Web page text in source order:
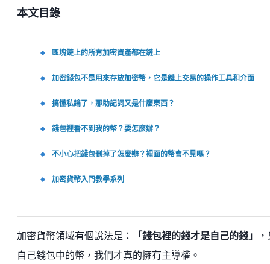
本文目錄
區塊鏈上的所有加密資產都在鏈上
加密錢包不是用來存放加密幣，它是鏈上交易的操作工具和介面
搞懂私鑰了，那助記詞又是什麼東西？
錢包裡看不到我的幣？要怎麼辦？
不小心把錢包刪掉了怎麼辦？裡面的幣會不見嗎？
加密貨幣入門教學系列
加密貨幣領域有個說法是： 「錢包裡的錢才是自己的錢」
自己錢包中的幣，我們才真的擁有主導權。